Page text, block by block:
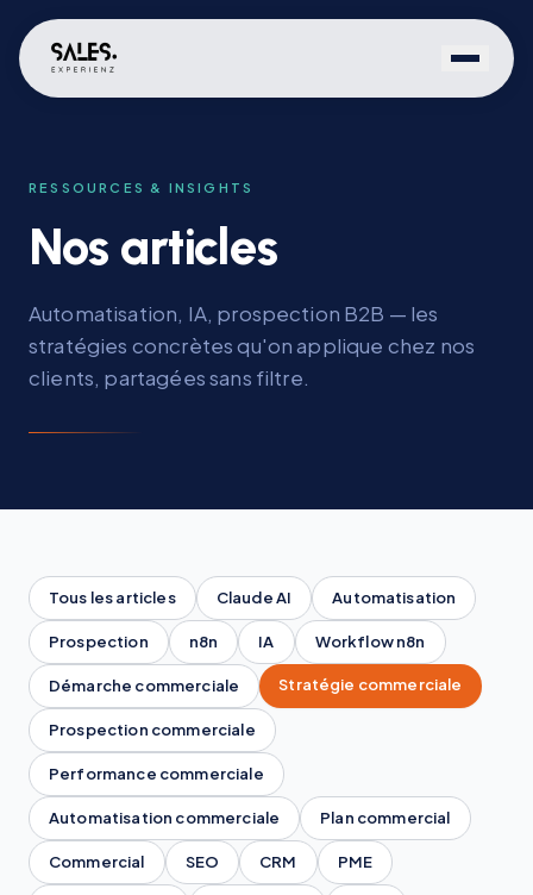
RESSOURCES & INSIGHTS
Nos articles
Automatisation, IA, prospection B2B — les
stratégies concrètes qu'on applique chez nos
clients, partagées sans filtre.
Tous les articles Claude AI Automatisation
Prospection n8n IA Workflow n8n
Démarche commerciale Stratégie commerciale
Prospection commerciale
Performance commerciale
Automatisation commerciale Plan commercial
Commercial SEO CRM PME